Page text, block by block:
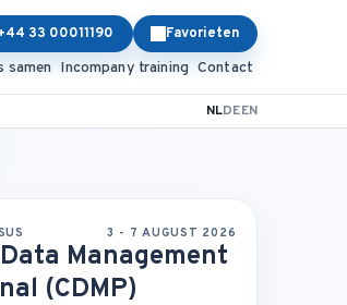
33 00011190 Favorieten
samen Incompany training Contact
NLDEEN
3 - 7 AUGUST 2026
Management
(CDMP)